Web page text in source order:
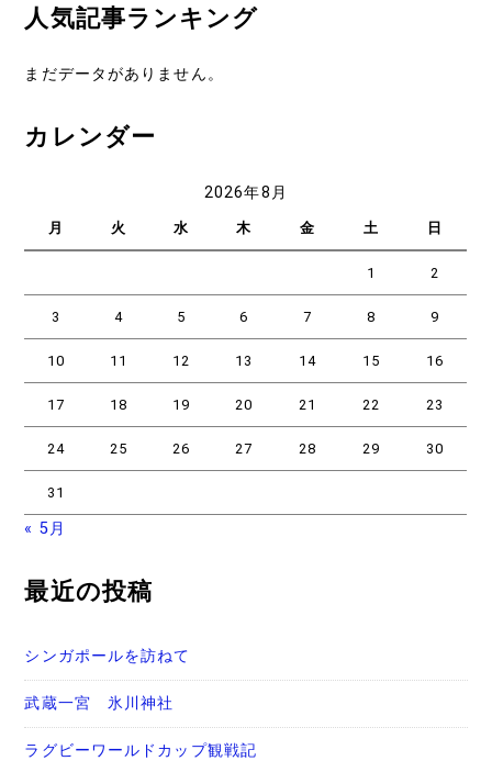
ビ
ゲ
シ
人気記事ランキング
まだデータがありません。
カレンダー
2026年8月
月 火 水 木 金 土 日
1 2
3 4 5 6 7 8 9
10 11 12 13 14 15 16
17 18 19 20 21 22 23
24 25 26 27 28 29 30
31
« 5月
最近の投稿
シンガポールを訪ねて
武蔵一宮 氷川神社
ラグビーワールドカップ観戦記